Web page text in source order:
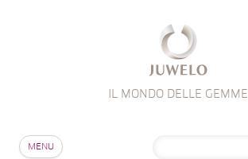
IL MONDO DELLE GEMME
MENU